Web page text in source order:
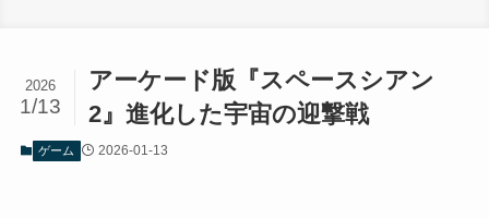
アーケード版『スペースシアン
2』進化した宇宙の迎撃戦
2026
1/13
ゲーム 2026-01-13